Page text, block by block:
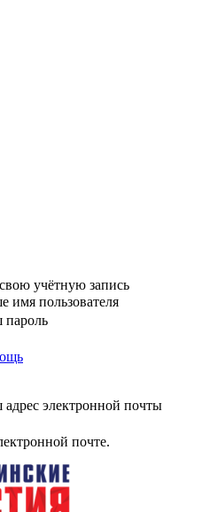
учётную запись
имя пользователя
электронной почты
почте.